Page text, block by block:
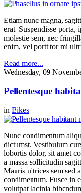
Etiam nunc magna,
erat. Suspendisse porta,
molestie sem, nec
enim, vel porttitor mi
Read more...
Wednesday, 09
Pellentesque
in Bikes
Nunc condimentum
dictumst. Vestibulum
lobortis dolor, sit amet
a massa sollicitudin
Mauris ultrices sem sed
condimentum. Fusce in
volutpat lacinia